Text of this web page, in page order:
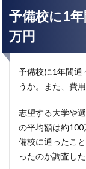
予備校に1
万円
予備校に1年間通
うか。また、費
志望する大学や
の平均額は約
備校に通ったこ
ったのか調査した